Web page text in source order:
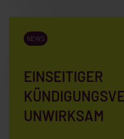
NEWS
EINSEITIGER
UNWIRKSAM